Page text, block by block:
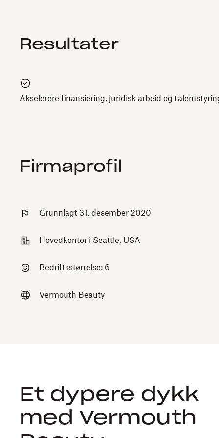
Resultater
Akselerere finansiering, juridisk arbeid og
Firmaprofil
Grunnlagt 31. desember 2020
Hovedkontor i Seattle, USA
Bedriftsstørrelse: 6
Vermouth Beauty
Et dypere dykk
med Vermouth